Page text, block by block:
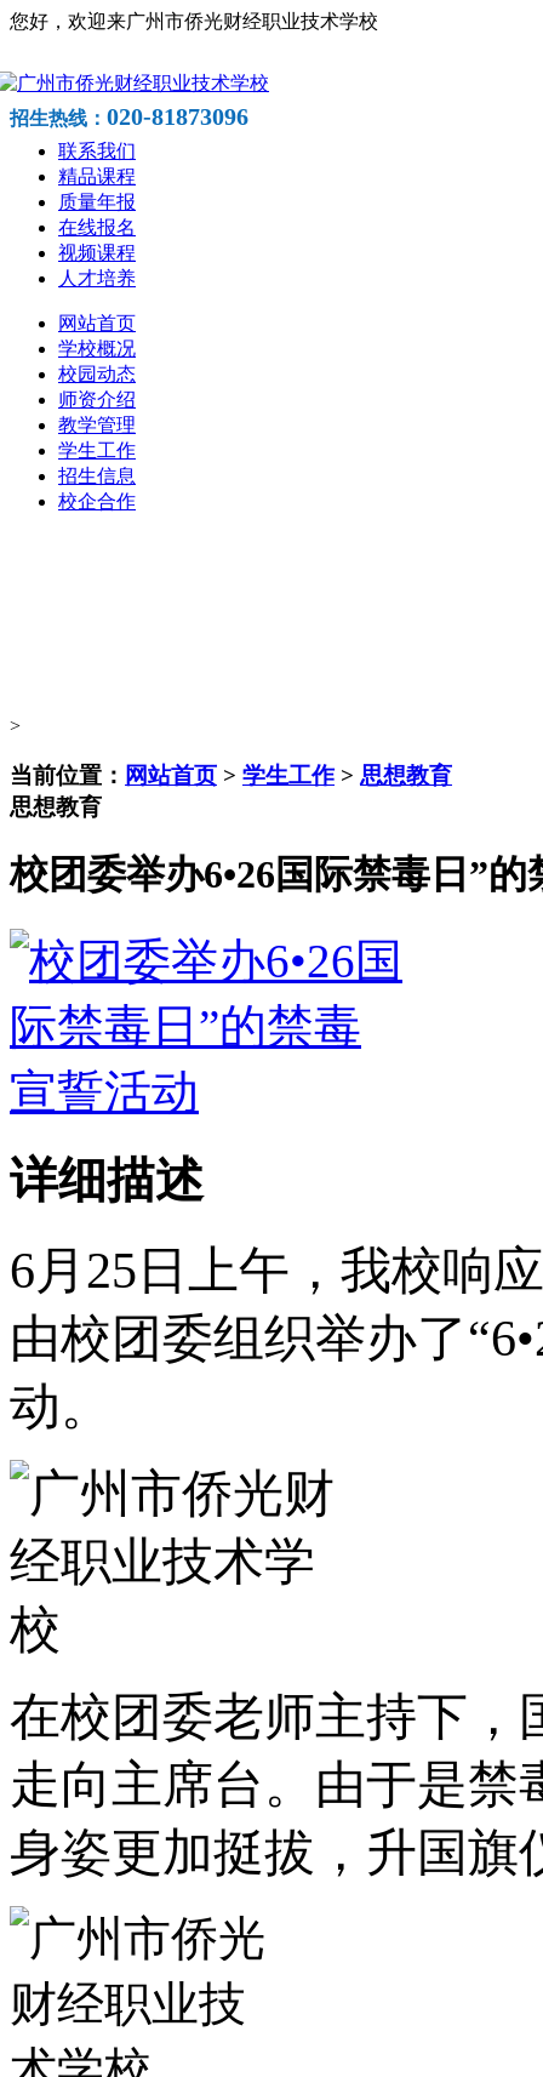
您好，欢迎来广州市侨光财经职业技术学校
招生热线： 020-81873096
联系我们
精品课程
质量年报
在线报名
视频课程
人才培养
网站首页
学校概况
校园动态
师资介绍
教学管理
学生工作
招生信息
校企合作
>
当前位置： 网站首页 > 学生工作> 思想教育
思想教育
校团委举办6•26国际禁毒日”
详细描述
6月 25 日上午，我校响
由校团委组织举办了“6•
动。
在校团委老师主持下，
走向主席台。由于是
身姿更加挺拔，升国旗